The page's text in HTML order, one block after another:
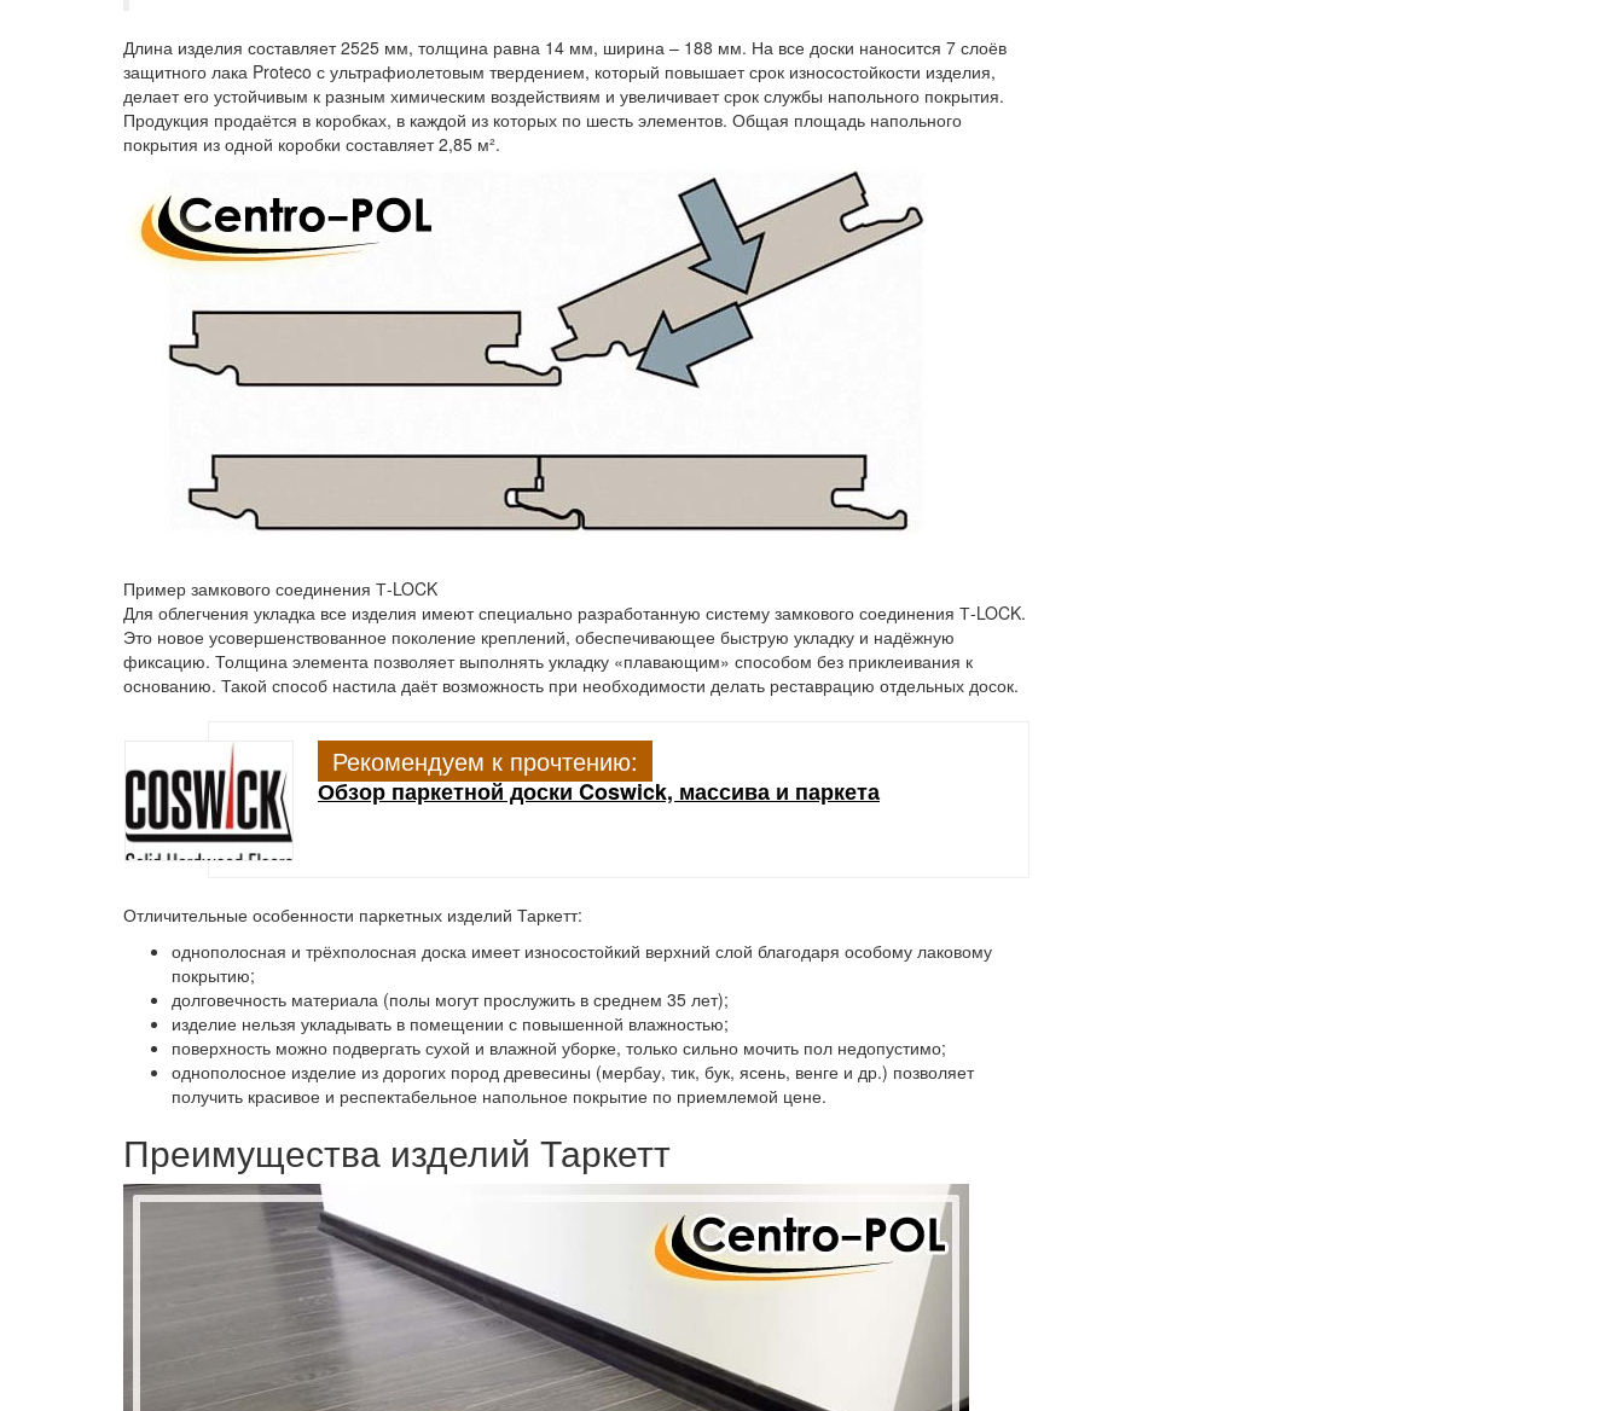
Длина изделия составляет 2525 мм, толщина равна 14 мм, ширина – 188 мм. На все доски наносится 7 слоёв
защитного лака Proteco с ультрафиолетовым твердением, который повышает срок износостойкости изделия,
делает его устойчивым к разным химическим воздействиям и увеличивает срок службы напольного покрытия.
Продукция продаётся в коробках, в каждой из которых по шесть элементов. Общая площадь напольного
покрытия из одной коробки составляет 2,85 м².
Пример замкового соединения Т-LOCK
Для облегчения укладка все изделия имеют специально разработанную систему замкового соединения Т-LOCK.
Это новое усовершенствованное поколение креплений, обеспечивающее быструю укладку и надёжную
фиксацию. Толщина элемента позволяет выполнять укладку «плавающим» способом без приклеивания к
основанию. Такой способ настила даёт возможность при необходимости делать реставрацию отдельных досок.
Рекомендуем к прочтению:
Обзор паркетной доски Coswick, массива и паркета
Отличительные особенности паркетных изделий Таркетт:
однополосная и трёхполосная доска имеет износостойкий верхний слой благодаря особому лаковому
покрытию;
долговечность материала (полы могут прослужить в среднем 35 лет);
изделие нельзя укладывать в помещении с повышенной влажностью;
поверхность можно подвергать сухой и влажной уборке, только сильно мочить пол недопустимо;
однополосное изделие из дорогих пород древесины (мербау, тик, бук, ясень, венге и др.) позволяет
получить красивое и респектабельное напольное покрытие по приемлемой цене.
Преимущества изделий Таркетт